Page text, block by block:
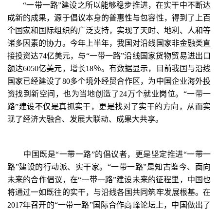
“一带一路”建设之所以能够稳步推进，在实干中不断达
成新的成果，源于倡议本身的普惠性与包容性，得到了上百
个国家和国际组织的广泛支持，实现了天时、地利、人和等
诸多因素的协力。今年上半年，我国对沿线国家非金融类直
接投资达74亿美元，与“一带一路”沿线国家货物贸易进出口
额达6050亿美元，增长18％。有数据显示，目前我国与沿线
国家已经建设了80多个境外经贸合作区，为中国企业海外投
资找到新空间，也为当地创造了24万个就业岗位。“一带一
路”建设不仅是真抓实干，更是找对了实干的方向，从而实
现了经济大融合、发展大联动、成果大共享。
中国既是“一带一路”的倡议者，更是坚定推进“一带一
路”建设的行动派、实干家。“一带一路”是知古鉴今、面向
未来的合作倡议，在“一带一路”建设未来的征程里，中国也
将通过一如既往的实干，与沿线各国共同筑牢发展根基。在
2017年召开的“一带一路”国际合作高峰论坛上，中国做出了